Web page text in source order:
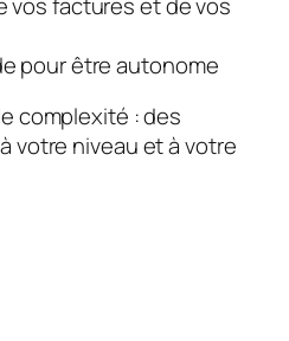
pour être autonome
complexité : des
votre niveau et à votre